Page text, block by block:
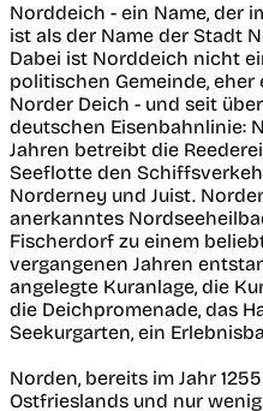
Norddeich - ein Name, der
ist als der Name der Stadt
Dabei ist Norddeich nicht
politischen Gemeinde,
Norder Deich - und seit
deutschen Eisenbahnlinie:
Jahren betreibt die
Seeflotte den
Norderney und Juist.
anerkanntes
Fischerdorf zu einem
vergangenen Jahren
angelegte Kuranlage, die
die Deichpromenade, das
Seekurgarten, ein
Norden, bereits im Jahr
Ostfrieslands und nur